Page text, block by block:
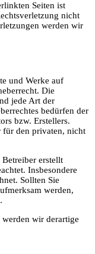
Seiten ist
nicht
werden wir
und Werke auf
Die
jede Art der
bedürfen der
bzw. Erstellers.
für den privaten, nicht
erstellt
Insbesondere
Sollten Sie
werden,
wir derartige